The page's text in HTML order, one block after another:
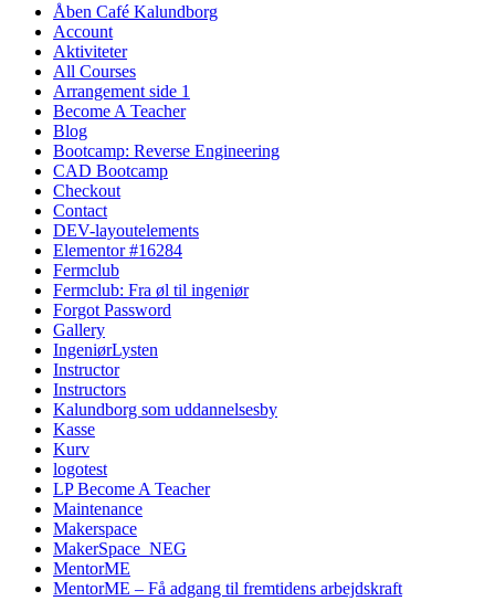
Åben Café Kalundborg
Account
Aktiviteter
All Courses
Arrangement side 1
Become A Teacher
Blog
Bootcamp: Reverse Engineering
CAD Bootcamp
Checkout
Contact
DEV-layoutelements
Elementor #16284
Fermclub
Fermclub: Fra øl til ingeniør
Forgot Password
Gallery
IngeniørLysten
Instructor
Instructors
Kalundborg som uddannelsesby
Kasse
Kurv
logotest
LP Become A Teacher
Maintenance
Makerspace
MakerSpace_NEG
MentorME
MentorME – Få adgang til fremtidens arbejdskraft